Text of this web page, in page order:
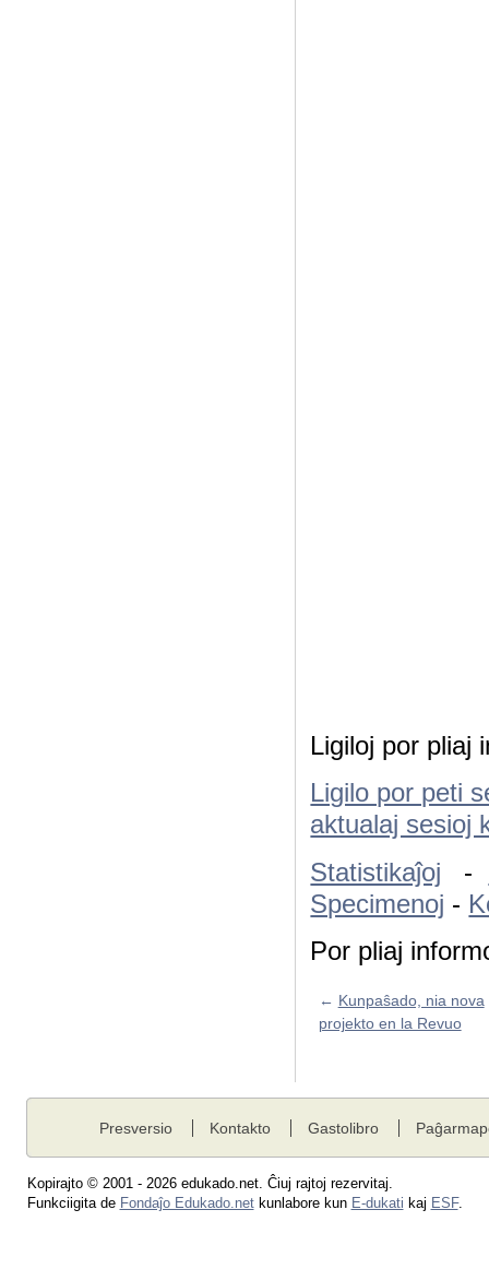
Ligiloj por pliaj
Ligilo por peti
aktualaj sesioj
Statistikaĵoj -
Specimenoj -
Por pliaj
← Kunpaŝado, nia nova
projekto en la Revuo
Presversio Kontakto Gastolibro
Kopirajto © 2001 - 2026 edukado.net. Ĉiuj rajtoj rezervitaj.
Funkciigita de Fondaĵo Edukado.netkunlabore kun E-dukati kaj ESF.